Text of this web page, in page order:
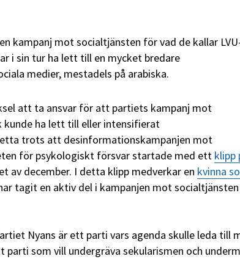
kampanj mot socialtjänsten för vad de kallar
i sin tur ha lett till en mycket bredare
medier, mestadels på arabiska.
att ta ansvar för att partiets kampanj mot
kunde ha lett till eller intensifierat
trots att desinformationskampanjen mot
för psykologiskt försvar startade med ett klipp
av december. I detta klipp medverkar en kvinna
tagit en aktiv del i kampanjen mot socialtjänsten
Nyans är ett parti vars agenda skulle leda till
som vill undergräva sekularismen och